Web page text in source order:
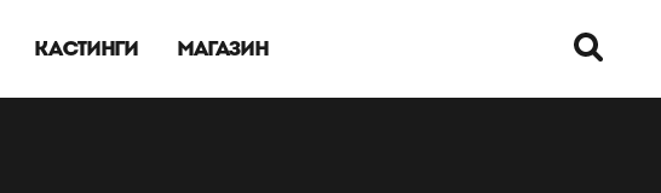
КАСТИНГИ МАГАЗИН